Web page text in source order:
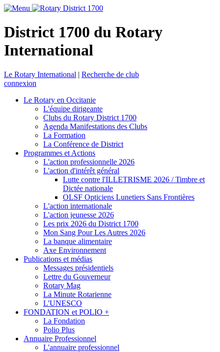
District 1700 du Rotary
International
Le Rotary International | Recherche de club
connexion
Le Rotary en Occitanie
L'équipe dirigeante
Clubs du Rotary District 1700
Agenda Manifestations des Clubs
La Formation
La Conférence de District
Programmes et Actions
L'action professionnelle 2026
L'action d'intérêt général
Lutte contre l'ILLETRISME 2026 / Timbre et
Dictée nationale
OLSF Opticiens Lunetiers Sans Frontières
L'action internationale
L'action jeunesse 2026
Les prix 2026 du District 1700
Mon Sang Pour Les Autres 2026
La banque alimentaire
Axe Environnement
Publications et médias
Messages présidentiels
Lettre du Gouverneur
Rotary Mag
La Minute Rotarienne
L'UNESCO
FONDATION et POLIO +
La Fondation
Polio Plus
Annuaire Professionnel
L'annuaire professionnel